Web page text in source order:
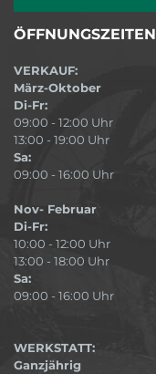
ÖFFNUNGSZEITEN
VERKAUF:
März-Oktober
Di-Fr:
09:00 - 12:00 Uhr
13:00 - 19:00 Uhr
Sa:
09:00 - 16:00 Uhr
Nov- Februar
Di-Fr:
10:00 - 12:00 Uhr
13:00 - 18:00 Uhr
Sa:
09:00 - 16:00 Uhr
WERKSTATT:
Ganzjährig